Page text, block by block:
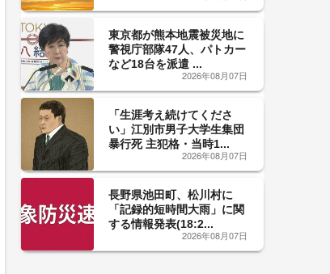
東京都が熊本地震被災地に
警視庁部隊47人、パトカー
など18台を派遣 ...
2026年08月07日
「生涯考え続けてくださ
い」江別市男子大学生集団
暴行死 主犯格・当時1...
2026年08月07日
長野県池田町、松川村に
「記録的短時間大雨」に関
する情報発表(18:2...
2026年08月07日